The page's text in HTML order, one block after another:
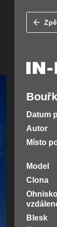
Datum
Autor
Místo
Model
Clona
Blesk